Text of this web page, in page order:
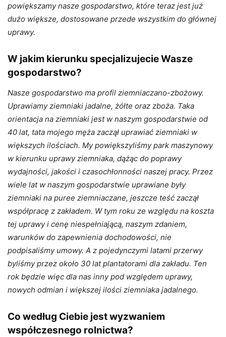
powiększamy nasze gospodarstwo, które teraz jest już
dużo większe, dostosowane przede wszystkim do głównej
uprawy.
W jakim kierunku specjalizujecieWasze
gospodarstwo?
Nasze gospodarstwo ma profil ziemniaczano-zbożowy.
Uprawiamy ziemniaki jadalne, żółte oraz zboża. Taka
orientacja na ziemniaki jest w naszym gospodarstwie od
40 lat, tata mojego męża zaczął uprawiać ziemniaki w
większych ilościach. My powiększyliśmy park maszynowy
w kierunku uprawy ziemniaka, dążąc do poprawy
wydajności, jakości i czasochłonności naszej pracy. Przez
wiele lat w naszym gospodarstwie uprawiane były
ziemniaki na puree ziemniaczane, jeszcze teść zaczął
współpracę z zakładem. W tym roku ze względu na koszta
tej uprawy i cenę niespełniającą, naszym zdaniem,
warunków do zapewnienia dochodowości, nie
podpisaliśmy umowy. A z pojedynczymi latami przerwy
byliśmy przez około 30 lat plantatorami dla zakładu. Ten
rok będzie więc dla nas inny pod względem uprawy,
nowych odmian i większej ilości ziemniaka jadalnego.
Co według Ciebie jest wyzwaniem
współczesnego rolnictwa?